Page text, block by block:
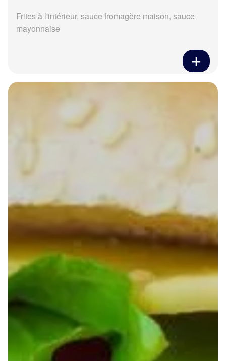
Frites à l'intérieur, sauce fromagère maison, sauce
mayonnaise